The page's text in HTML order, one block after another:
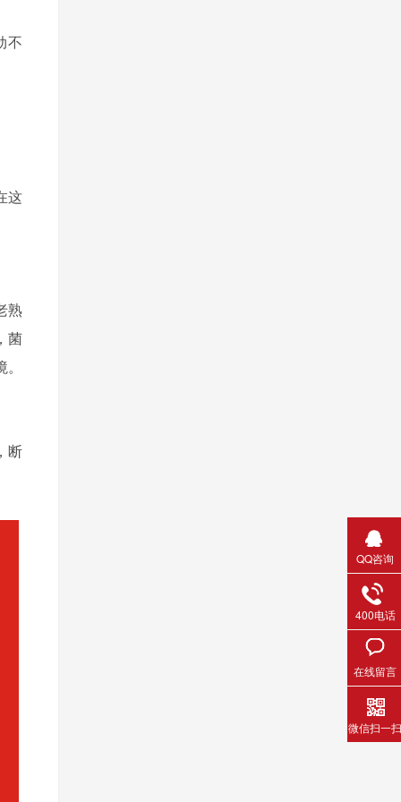
不
这
熟
菌
断
QQ咨询
400电话
在线留言
微信扫一扫